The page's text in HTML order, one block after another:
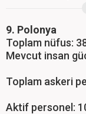
9. Polonya
Toplam nüfus:
Mevcut insan
Toplam askeri
Aktif personel: